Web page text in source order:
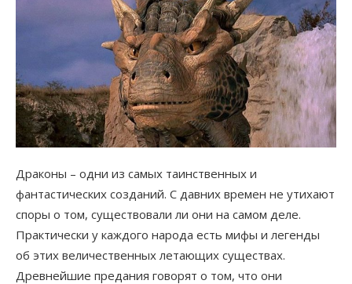
Драконы – одни из самых таинственных и
фантастических созданий. С давних времен не утихают
споры о том, существовали ли они на самом деле.
Практически у каждого народа есть мифы и легенды
об этих величественных летающих существах.
Древнейшие предания говорят о том, что они